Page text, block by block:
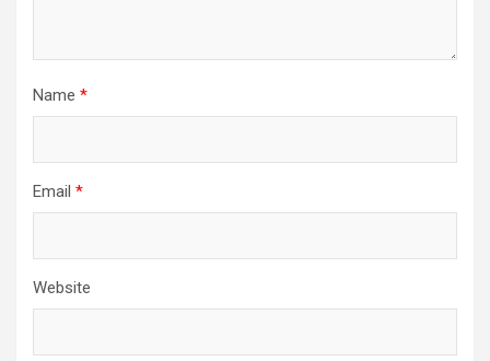
Name *
Email *
Website